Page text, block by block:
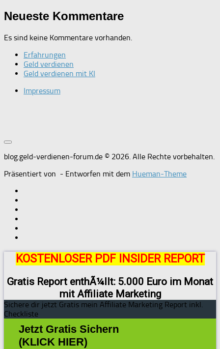
Neueste Kommentare
Es sind keine Kommentare vorhanden.
Erfahrungen
Geld verdienen
Geld verdienen mit KI
Impressum
blog.geld-verdienen-forum.de © 2026. Alle Rechte vorbehalten.
Präsentiert von - Entworfen mit dem Hueman-Theme
KOSTENLOSER PDF INSIDER REPORT
Gratis Report enthÃ¼llt: 5.000 Euro im Monat
mit Affiliate Marketing
Sichere dir jetzt Gratis mein Affiliate Marketing Report inkl.
Checkliste
Jetzt Gratis Sichern
(KLICK HIER)